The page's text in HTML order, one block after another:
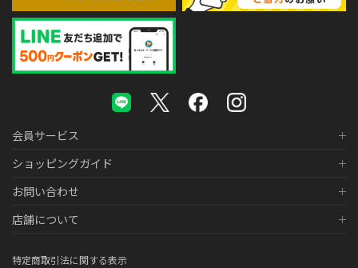
会員サービス
ショッピングガイド
お問い合わせ
店舗について
特定商取引法に関する表示